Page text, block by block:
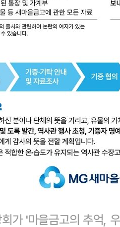
가 '마을금고의 추억,